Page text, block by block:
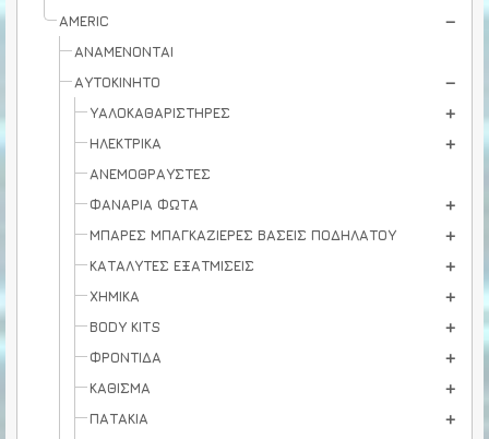
AMERIC
ΑΝΑΜΕΝΟΝΤΑΙ
ΑΥΤΟΚΙΝΗΤΟ
ΥΑΛΟΚΑΘΑΡΙΣΤΗΡΕΣ
ΗΛΕΚΤΡΙΚΑ
ΑΝΕΜΟΘΡΑΥΣΤΕΣ
ΦΑΝΑΡΙΑ ΦΩΤΑ
ΜΠΑΡΕΣ ΜΠΑΓΚΑΖΙΕΡΕΣ ΒΑΣΕΙΣ ΠΟΔΗΛΑΤΟΥ
ΚΑΤΑΛΥΤΕΣ ΕΞΑΤΜΙΣΕΙΣ
ΧΗΜΙΚΑ
BODY KITS
ΦΡΟΝΤΙΔΑ
ΚΑΘΙΣΜΑ
ΠΑΤΑΚΙΑ